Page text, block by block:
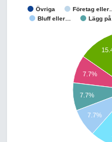
Övriga Företag eller…
Bluff eller…
Lägg
7.7%
7.7%
7.7%